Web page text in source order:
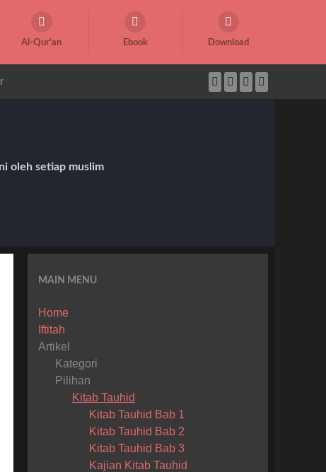
Al-Qur'an Ebook Download
oleh setiap muslim
MAIN MENU
Home
Iftitah
Artikel
Kategori
Pilihan
Kitab Tauhid
Kitab Tauhid Bab 1
Kitab Tauhid Bab 2
Kitab Tauhid Bab 3
Kajian Kitab Tauhid